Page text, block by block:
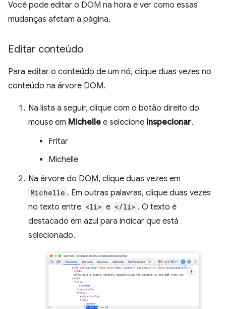
Você pode editar o DOM na hora e ver como essas
mudanças afetam a página.
Editar conteúdo
Para editar o conteúdo de um nó, clique duas vezes no
conteúdo na árvore DOM.
Na lista a seguir, clique com o botão direito do
mouse em Michelle e selecione Inspecionar.
Fritar
Michelle
Na árvore do DOM, clique duas vezes em
Michelle . Em outras palavras, clique duas vezes
no texto entre <li> e </li> . O texto é
destacado em azul para indicar que está
selecionado.